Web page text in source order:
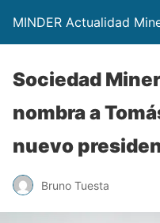
MINDER Actualidad
Sociedad
nombra a
nuevo
Bruno Tuesta